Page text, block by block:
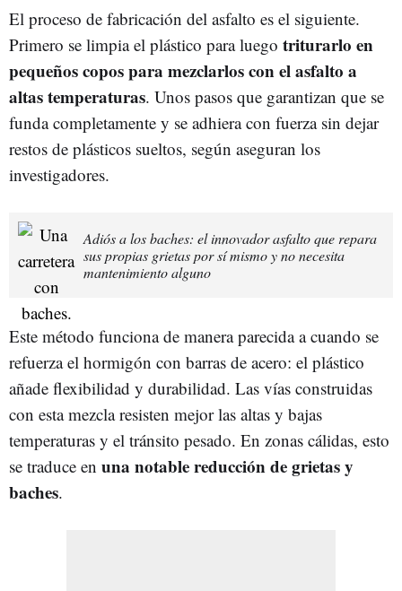
El proceso de fabricación del asfalto es el siguiente.
Primero se limpia el plástico para luego triturarlo en
pequeños copos para mezclarlos con el asfalto a
altas temperaturas. Unos pasos que garantizan que se
funda completamente y se adhiera con fuerza sin dejar
restos de plásticos sueltos, según aseguran los
investigadores.
Adiós a los baches: el innovador asfalto que repara
sus propias grietas por sí mismo y no necesita
mantenimiento alguno
Este método funciona de manera parecida a cuando se
refuerza el hormigón con barras de acero: el plástico
añade flexibilidad y durabilidad. Las vías construidas
con esta mezcla resisten mejor las altas y bajas
temperaturas y el tránsito pesado. En zonas cálidas, esto
se traduce en una notable reducción de grietas y
baches.